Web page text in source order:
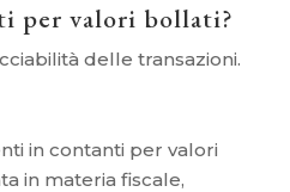
per valori bollati?
delle transazioni.
in contanti per valori
in materia fiscale,